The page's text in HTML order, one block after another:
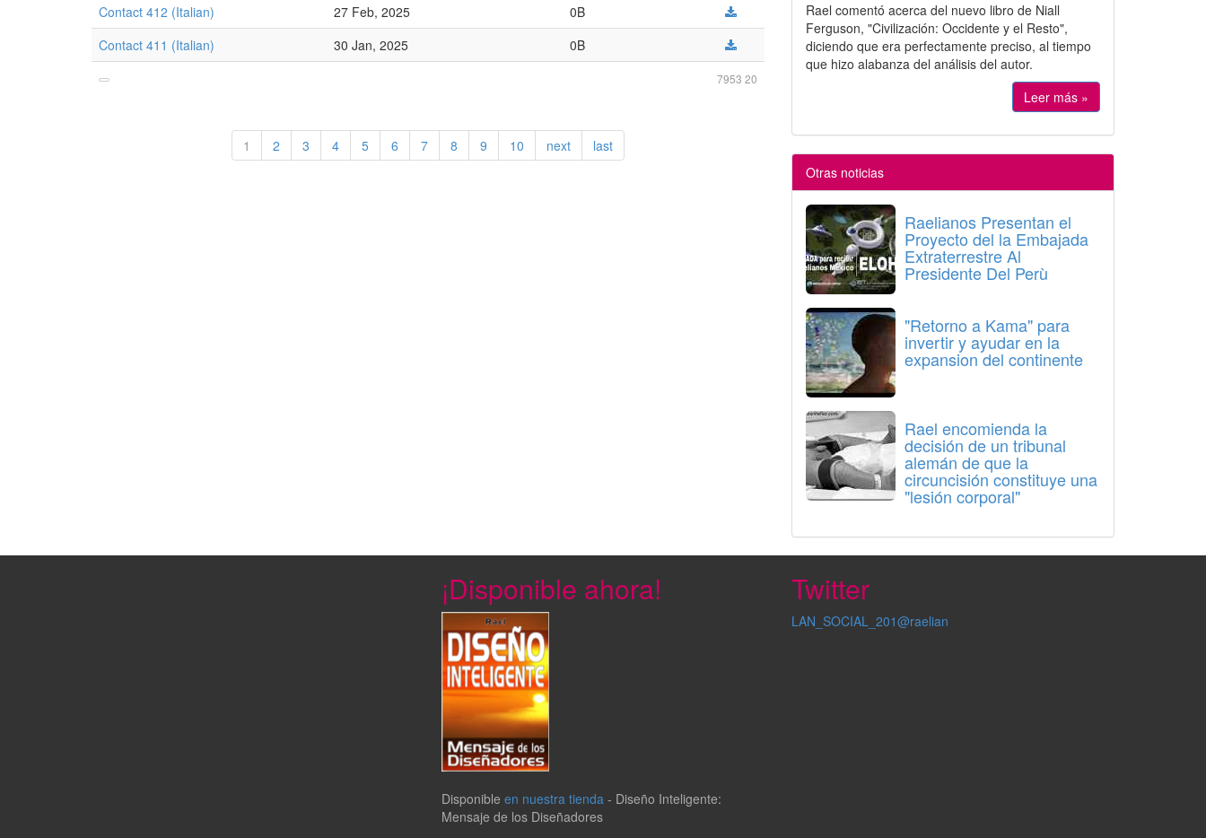
Contact 412 (Italian)
27 Feb, 2025
0B
Contact 411 (Italian)
30 Jan, 2025 0B
7953 20
1 2 3 4 5 6 7 8 9 10 next last
Rael comentó acerca del nuevo libro de Niall
Ferguson, "Civilización: Occidente y el Resto",
diciendo que era perfectamente preciso, al tiempo
que hizo alabanza del análisis del autor.
Leer más »
Otras noticias
Raelianos Presentan el
Proyecto del la Embajada
Extraterrestre Al
Presidente Del Perù
"Retorno a Kama" para
invertir y ayudar en la
expansion del continente
Rael encomienda la
decisión de un tribunal
alemán de que la
circuncisión constituye una
"lesión corporal"
¡Disponible ahora!
Disponible en nuestra tienda - Diseño Inteligente:
Mensaje de los Diseñadores
Twitter
LAN_SOCIAL_201@raelian